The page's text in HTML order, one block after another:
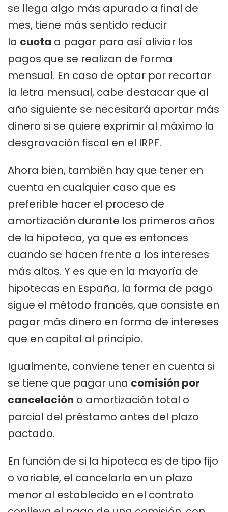
se llega algo más apurado a final de
mes, tiene más sentido reducir
la cuota a pagar para así aliviar los
pagos que se realizan de forma
mensual. En caso de optar por recortar
la letra mensual, cabe destacar que al
año siguiente se necesitará aportar más
dinero si se quiere exprimir al máximo la
desgravación fiscal en el IRPF.
Ahora bien, también hay que tener en
cuenta en cualquier caso que es
preferible hacer el proceso de
amortización durante los primeros años
de la hipoteca, ya que es entonces
cuando se hacen frente a los intereses
más altos. Y es que en la mayoría de
hipotecas en España, la forma de pago
sigue el método francés, que consiste en
pagar más dinero en forma de intereses
que en capital al principio.
Igualmente, conviene tener en cuenta si
se tiene que pagar una comisión por
cancelación o amortización total o
parcial del préstamo antes del plazo
pactado.
En función de si la hipoteca es de tipo fijo
o variable, el cancelarla en un plazo
menor al establecido en el contrato